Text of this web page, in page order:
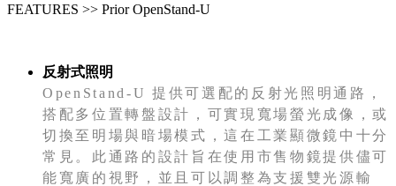
FEATURES >> Prior OpenStand-U
反射式照明
OpenStand-U 提供可選配的反射光照明通路，
搭配多位置轉盤設計，可實現寬場螢光成像，或
切換至明場與暗場模式，這在工業顯微鏡中十分
常見。此通路的設計旨在使用市售物鏡提供儘可
能寬廣的視野，並且可以調整為支援雙光源輸